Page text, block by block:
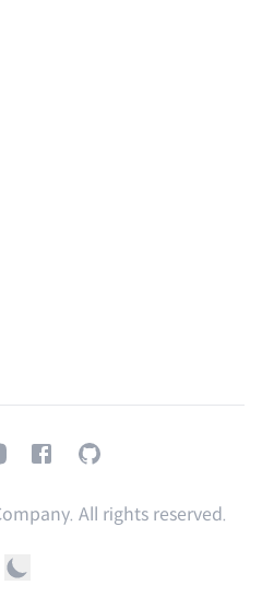
FacebookGitHub
All rights reserved.